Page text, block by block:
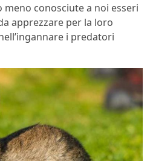
meno conosciute a noi esseri
apprezzare per la loro
i predatori